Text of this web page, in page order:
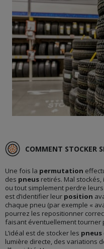
COMMENT STOCKER
Une fois la permutation
des pneus retirés. Mal
ou tout simplement perdre
est d’identifier leur position
chaque pneu (par exemple «
pourrez les repositionner
faisant éventuellement tourner
L’idéal est de stocker les pneus
lumière directe, des variations